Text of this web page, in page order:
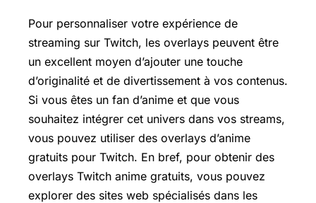
Pour personnaliser votre expérience de
streaming sur Twitch, les overlays peuvent être
un excellent moyen d’ajouter une touche
d’originalité et de divertissement à vos contenus.
Si vous êtes un fan d’anime et que vous
souhaitez intégrer cet univers dans vos streams,
vous pouvez utiliser des overlays d’anime
gratuits pour Twitch. En bref, pour obtenir des
overlays Twitch anime gratuits, vous pouvez
explorer des sites web spécialisés dans les